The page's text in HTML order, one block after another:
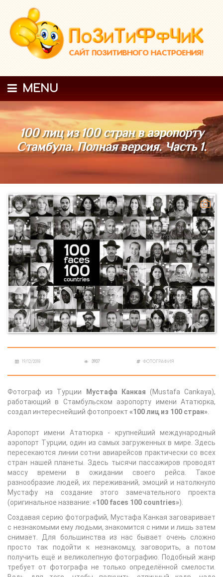
MENU
100 лиц из 100 стран в аэропорту
Стамбула. Полная версия. Часть 1.
19/12/2018 3937 ФОТОГРАФИЯ
Фотограф из Турции Мустафа Канкая (Mustafa Cankaya),
работающий в Стамбульском аэропорту имени Ататюрка,
создал интереснейший фотопроект «100 лиц из 100 стран»
Аэропорт имени Ататюрка - крупнейший международный
аэропорт Турции, один из самых загруженных в мире. Здесь
пересекаются линии сотни авиарейсов практически со всех
стран нашей планеты. Здесь тысячи пассажиров проводят
массу времени в ожидании своего рейса. Такое
разнообразие людей, их переживаний, эмоций и натолкнуло
Мустафу на создание этого замечательного проекта
(оригинальное название: «100 faces 100 countries»).
Создавая серию фотографий, Мустафа Канкая заговаривает
с незнакомыми ему людьми, знакомится с ними и лишь затем
снимает. Для большинства из нас бывает очень сложно
просто так подойти к незнакомцу, заговорить, а потом
получить ещё и великолепную фотографию. Подобный жанр
требует от фотографа не только определённой смелости.